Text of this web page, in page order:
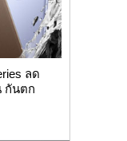
ลด
กันตก